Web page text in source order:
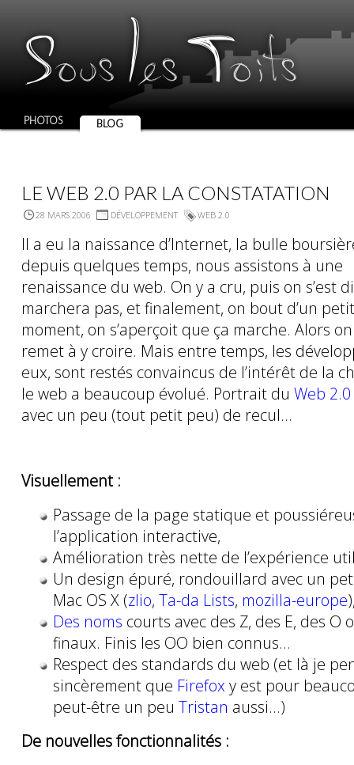
SouslesToits
PHOTOS BLOG
LE WEB 2.0 PAR LA CONSTATATION
28 MARS 2006 DÉVELOPPEMENT WEB 2.0
Il a eu la naissance d’Internet, la bulle
depuis quelques temps, nous assistons à une
renaissance du web. On y a cru, puis on s’est
marchera pas, et finalement, on bout d’un
moment, on s’aperçoit que ça marche. Alors
remet à y croire. Mais entre temps, les
eux, sont restés convaincus de l’intérêt de la
le web a beaucoup évolué. Portrait duWeb
avec un peu (tout petit peu) de recul…
Visuellement :
Passage de la page statique et
l’application interactive,
Amélioration très nette de l’expérience
Un design épuré, rondouillard avec un
Mac OS X (zlio,Ta-da Lists, mozilla-europe
Des noms courts avec des Z, des E, des O
finaux. Finis les OO bien connus…
Respect des standards du web (et là je
sincèrement que Firefox y est pour
peut-être un peuTristan aussi…)
De nouvelles fonctionnalités :